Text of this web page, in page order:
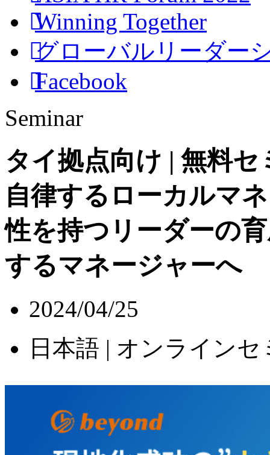
Winning Together
グローバルリーダー
Facebook
Seminar
タイ拠点向け | 無料セ
自律するローカルマ
性を持つリーダーの
するマネージャーへ
2024/04/25
日本語 | オンラインセ